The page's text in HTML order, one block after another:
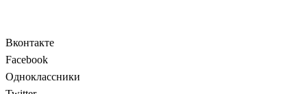
Вконтакте
Facebook
Одноклассники